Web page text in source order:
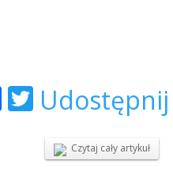
Facebook
Twitter
Udostępnij
Czytaj cały artykuł